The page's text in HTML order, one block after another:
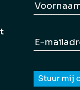
Naam
E-
mailadres